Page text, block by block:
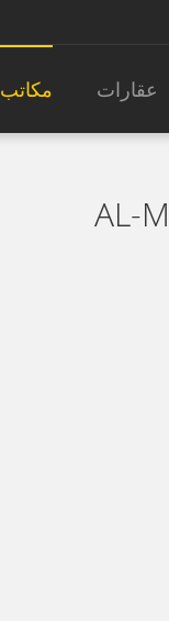
عقارات مكاتب
AL-